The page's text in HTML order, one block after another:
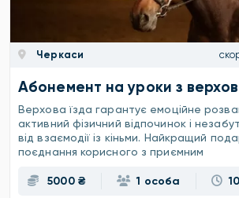
Черкаси
Абонемент на уроки з
Верхова їзда гарантує емоційне
активний фізичний відпочинок і
від взаємодії із кіньми. Найкращий
поєднання корисного з приємним
5000 ₴ 1 особа